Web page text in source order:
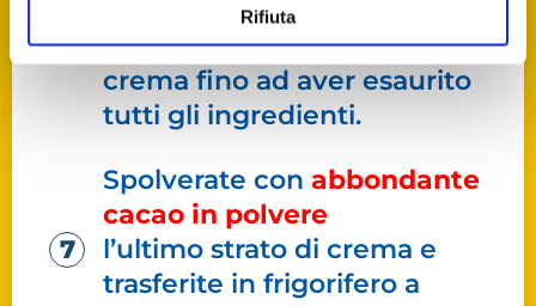
Rifiuta
procedete con un altro strato
di Savoriadi e un altro di
crema fino ad aver esaurito
tutti gli ingredienti.
Spolverate con abbondante
cacao in polvere
l’ultimo strato di crema e
trasferite in frigorifero a